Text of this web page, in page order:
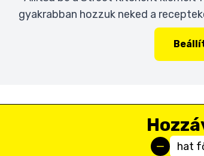
gyakrabban hozzuk neked a
hat